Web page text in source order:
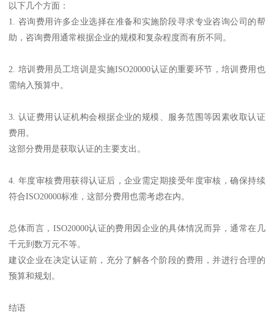
以下几个方面：
1. 咨询费用许多企业选择在准备和实施阶段寻求专业咨询公司的帮
助，咨询费用通常根据企业的规模和复杂程度而有所不同。
2. 培训费用员工培训是实施ISO20000认证的重要环节，培训费用也
需纳入预算中。
3. 认证费用认证机构会根据企业的规模、服务范围等因素收取认证
费用。
这部分费用是获取认证的主要支出。
4. 年度审核费用获得认证后，企业需定期接受年度审核，确保持续
符合ISO20000标准，这部分费用也需考虑在内。
总体而言，ISO20000认证的费用因企业的具体情况而异，通常在几
千元到数万元不等。
建议企业在决定认证前，充分了解各个阶段的费用，并进行合理的
预算和规划。
结语